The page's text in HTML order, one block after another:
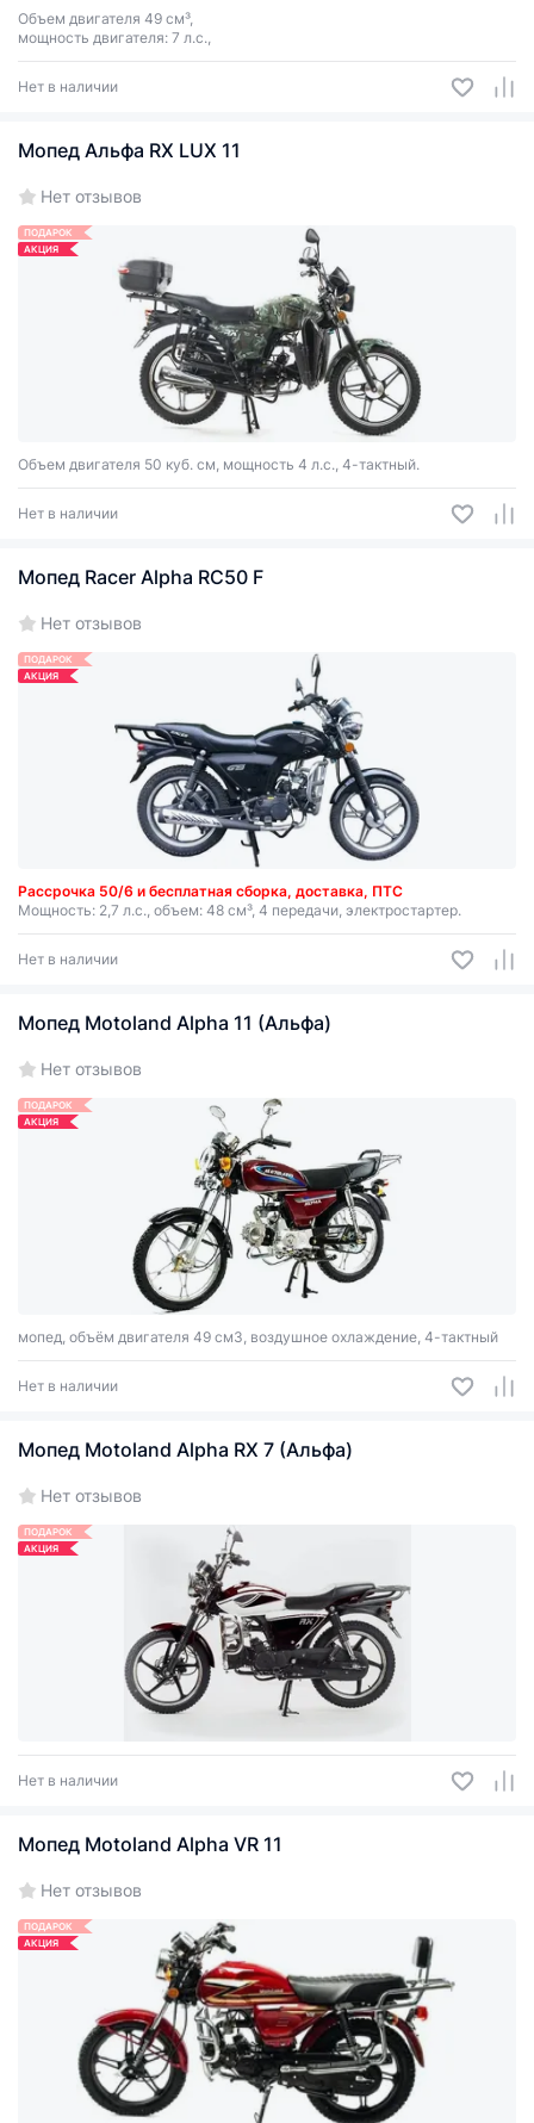
Объем двигателя 49 см³,
мощность двигателя: 7 л.с.,
Нет в наличии
Мопед Альфа RX LUX 11
Нет отзывов
ПОДАРОК
АКЦИЯ
Объем двигателя 50 куб. см, мощность 4 л.с., 4-тактный.
Нет в наличии
Мопед Racer Alpha RC50 F
Нет отзывов
ПОДАРОК
АКЦИЯ
Рассрочка 50/6 и бесплатная сборка, доставка, ПТС
Мощность: 2,7 л.с., объем: 48 см³, 4 передачи, электростартер.
Нет в наличии
Мопед Motoland Alpha 11 (Альфа)
Нет отзывов
ПОДАРОК
АКЦИЯ
мопед, объём двигателя 49 см3, воздушное охлаждение, 4-тактный
Нет в наличии
Мопед Motoland Alpha RX 7 (Альфа)
Нет отзывов
ПОДАРОК
АКЦИЯ
Нет в наличии
Мопед Motoland Alpha VR 11
Нет отзывов
ПОДАРОК
АКЦИЯ